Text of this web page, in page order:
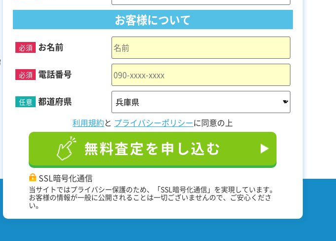
お客様について
お名前
必須
電話番号
必須
都道府県
任意
利用規約と プライバシーポリシーに同意の上
無料査定を申し込む
SSL暗号化通信
当サイトではプライバシー保護のため、「SSL暗号化通信」を実現しています。
お客様の情報が一般に公開されることは一切ございませんので、ご安心くださ
い。